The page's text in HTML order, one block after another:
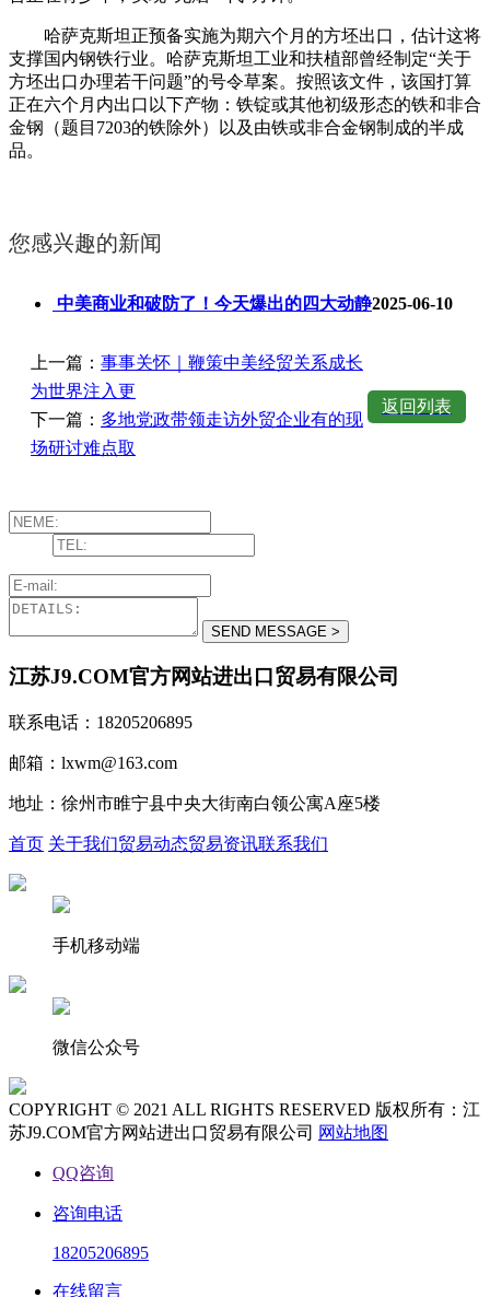
哈萨克斯坦正预备实施为期六个月的方坯出口，估计这将
支撑国内钢铁行业。哈萨克斯坦工业和扶植部曾经制定“关于
方坯出口办理若干问题”的号令草案。按照该文件，该国打算
正在六个月内出口以下产物：铁锭或其他初级形态的铁和非合
金钢（题目7203的铁除外）以及由铁或非合金钢制成的半成
品。
您感兴趣的新闻
中美商业和破防了！今天爆出的四大动静2025-06-10
上一篇： 事事关怀｜鞭策中美经贸关系成长
为世界注入更
下一篇： 多地党政带领走访外贸企业有的现
场研讨难点取
返回列表
江苏J9.COM官方网站进出口贸易有限公司
联系电话：18205206895
邮箱：lxwm@163.com
地址：徐州市睢宁县中央大街南白领公寓A座5楼
首页 关于我们贸易动态贸易资讯联系我们
手机移动端
微信公众号
COPYRIGHT © 2021 ALL RIGHTS RESERVED 版权所有：江
苏J9.COM官方网站进出口贸易有限公司 网站地图
QQ咨询
咨询电话
18205206895
在线留言